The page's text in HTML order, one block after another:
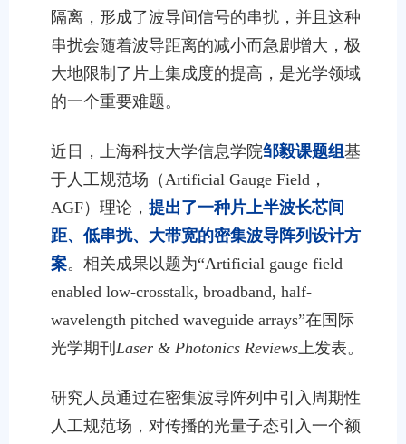
隔离，形成了波导间信号的串扰，并且这种
串扰会随着波导距离的减小而急剧增大，极
大地限制了片上集成度的提高，是光学领域
的一个重要难题。
近日，上海科技大学信息学院邹毅课题组基
于人工规范场（Artificial Gauge Field，
AGF）理论， 提出了一种片上半波长芯间
距、低串扰、大带宽的密集波导阵列设计方
案。相关成果以题为“Artificial gauge field
enabled low-crosstalk, broadband, half-
wavelength pitched waveguide arrays”在国际
光学期刊 Laser & Photonics Reviews上发表。
研究人员通过在密集波导阵列中引入周期性
人工规范场，对传播的光量子态引入一个额